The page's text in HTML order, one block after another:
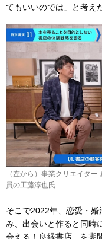
てもいいのでは」と考え
（左から）事業クリエイタ
員の工藤淳也氏
そこで2022年、恋愛・
み、出会いと作ると同時
会える！良縁書店」を期